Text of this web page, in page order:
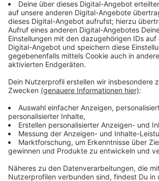
Immer auf dem
bleiben!
Verpass' nichts mehr - mit unserem
ANTENNE BAYERN Newsletter. Ob
Lifestyle oder unsere neuesten
informieren dich.
Zum Newsletter anmelden